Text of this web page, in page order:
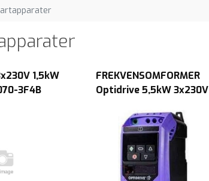
1,5kW
3F4B
FREKVENSOMFORMER
Optidrive 5,5kW 3x230V